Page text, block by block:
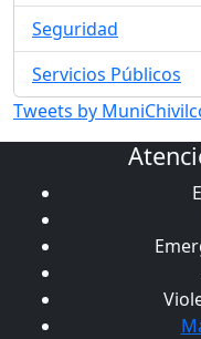
Seguridad
Servicios Públicos
Tweets by